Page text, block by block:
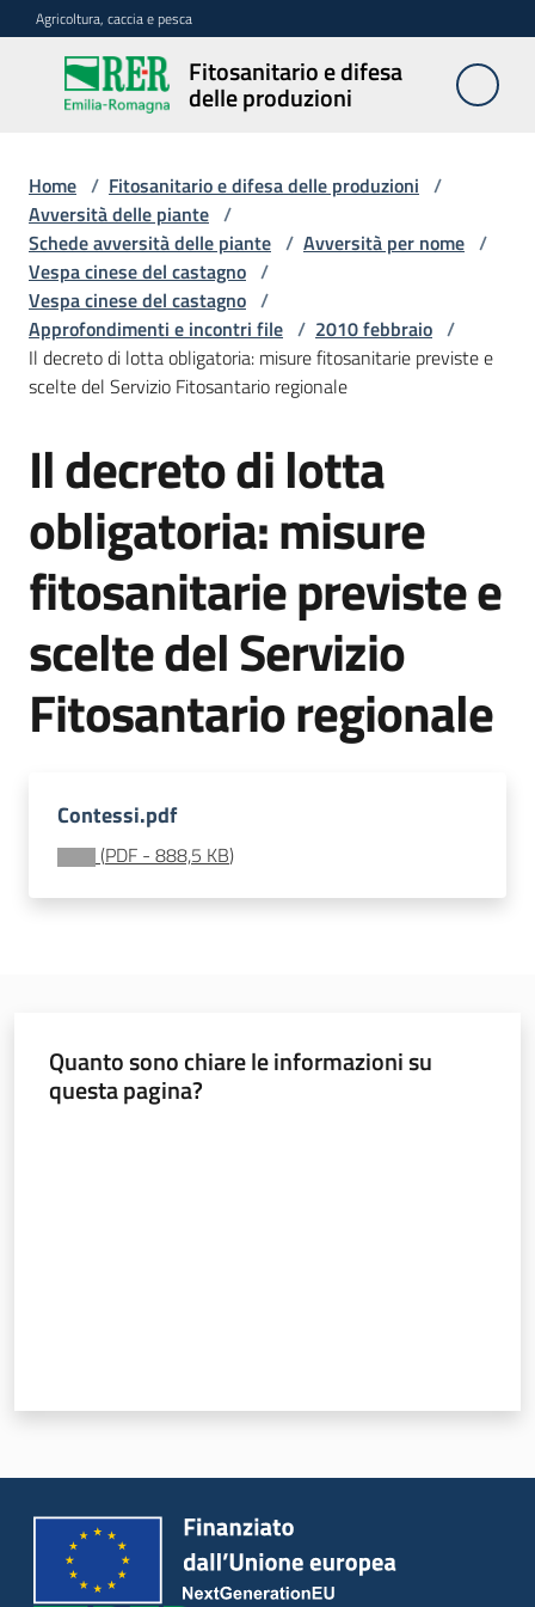
Vai al contenuto
Vai alla navigazione
Vai al footer
Agricoltura, caccia e pesca
Fitosanitario e difesa
delle produzioni
Fitosanitario
e difesa
produzioni
Avversità
delle
piante
Difesa
sostenibile
Vivaismo
e
sementi
Import-
Export
Agricoltura,
pesca
Argomenti
Home / Fitosanitario e difesa delle produzioni /
Avversità delle piante /
Schede avversità delle piante / Avversità per nome /
Vespa cinese del castagno /
Vespa cinese del castagno /
Approfondimenti e incontri file / 2010 febbraio /
Il decreto di lotta obligatoria: misure fitosanitarie previste e
scelte del Servizio Fitosantario regionale
Il decreto di lotta
obligatoria: misure
fitosanitarie previste e
scelte del Servizio
Fitosantario regionale
Contessi.pdf
(PDF - 888,5 KB)
Quanto sono chiare le informazioni su
questa pagina?